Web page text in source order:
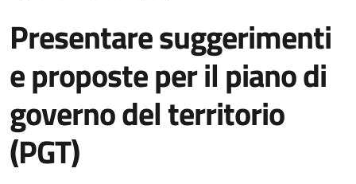
Presentare suggerimenti
e proposte per il piano di
governo del territorio
(PGT)